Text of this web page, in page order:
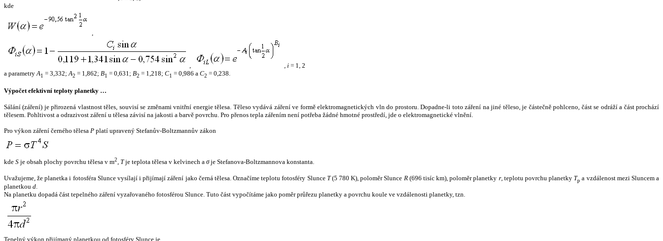
kde
,
, , i = 1, 2
a parametryA1 = 3,332;A2 = 1,862; B1 = 0,631; B2 = 1,218; C1 = 0,986 a C2 = 0,238.
Výpočet efektivní teploty planetky …
Sálání (záření) je přirozená vlastnost těles, souvisí se změnami vnitřní energie tělesa. Těleso vydává záření ve formě elektromagnetických vln do prostoru. Dopadne-li toto záření na jiné těleso, je částečně pohlceno, část se odráží a část prochází
tělesem. Pohltivost a odrazivost záření u tělesa závisí na jakosti a barvě povrchu. Pro přenos tepla zářením není potřeba žádné hmotné prostředí, jde o elektromagnetické vlnění.
Pro výkon záření černého tělesa P platí upravený Stefanův-Boltzmannův zákon
kde S je obsah plochy povrchu tělesa v m2, Tje teplota tělesa v kelvinech a σje Stefanova-Boltzmannova konstanta.
Uvažujeme, že planetka i fotosféra Slunce vysílají i přijímají záření jako černá tělesa. Označíme teplotu fotosféry Slunce T(5 780 K), poloměr Slunce R(696 tisíc km), poloměr planetky r, teplotu povrchu planetky Tp a vzdálenost mezi Sluncem a
planetkou d.
Na planetku dopadá část tepelného záření vyzařovaného fotosférou Slunce. Tuto část vypočítáme jako poměr průřezu planetky a povrchu koule ve vzdálenosti planetky, tzn.
Tepelný výkon přijímaný planetkou od fotosféry Slunce je